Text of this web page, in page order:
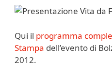
Qui il programma
Stampa dell’evento di
2012.